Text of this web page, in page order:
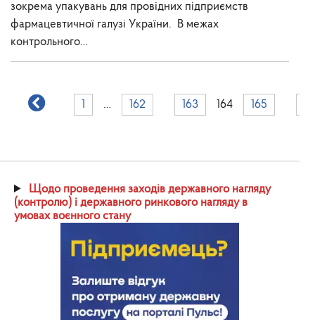
зокрема упакувань для провідних підприємств
фармацевтичної галузі України. В межах
контрольного…
… 162 163 164 165
Щодо проведення заходів державного нагляду
(контролю) і державного ринкового нагляду в
умовах воєнного стану